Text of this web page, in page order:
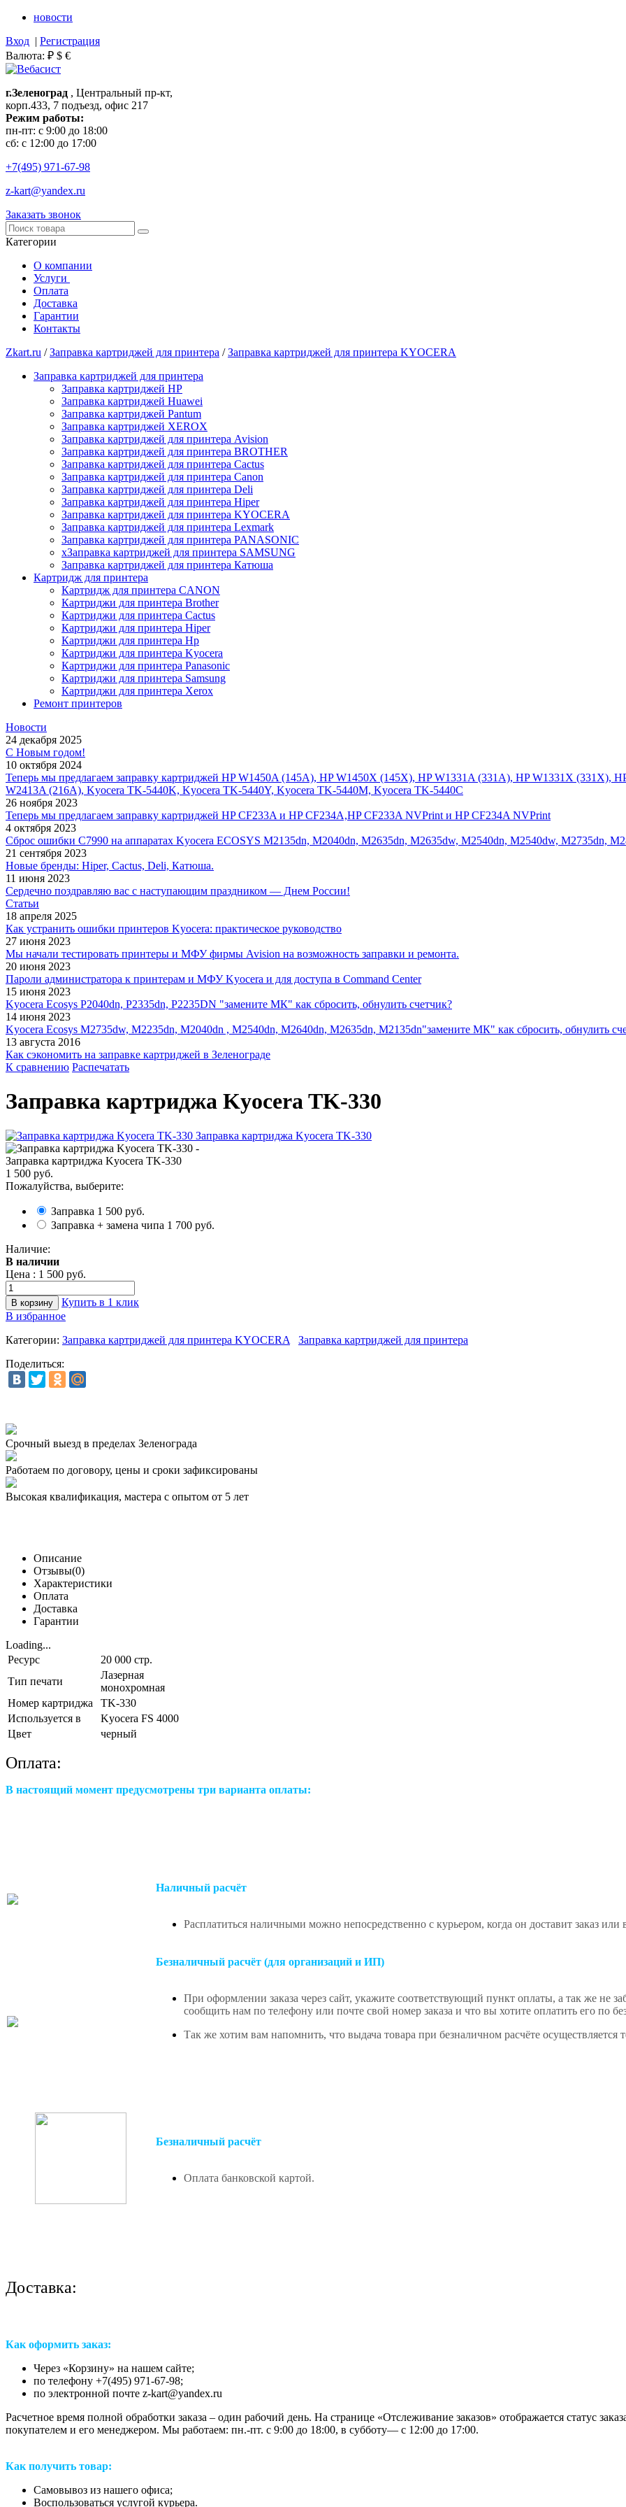
новости
Вход | Регистрация
Валюта: ₽ $ €
г.Зеленоград , Центральный пр-кт,
корп.433, 7 подъезд, офис 217
Режим работы:
пн-пт: с 9:00 до 18:00
сб: с 12:00 до 17:00
+7(495) 971-67-98
z-kart@yandex.ru
Заказать звонок
Категории
О компании
Услуги
Оплата
Доставка
Гарантии
Контакты
Zkart.ru /Заправка картриджей для принтера /Заправка картриджей для принтера KYOCERA
Заправка картриджей для принтера
Заправка картриджей HP
Заправка картриджей Huawei
Заправка картриджей Pantum
Заправка картриджей XEROX
Заправка картриджей для принтера Avision
Заправка картриджей для принтера BROTHER
Заправка картриджей для принтера Cactus
Заправка картриджей для принтера Canon
Заправка картриджей для принтера Deli
Заправка картриджей для принтера Hiper
Заправка картриджей для принтера KYOCERA
Заправка картриджей для принтера Lexmark
Заправка картриджей для принтера PANASONIC
xЗаправка картриджей для принтера SAMSUNG
Заправка картриджей для принтера Катюша
Картридж для принтера
Картридж для принтера CANON
Картриджи для принтера Brother
Картриджи для принтера Cactus
Картриджи для принтера Hiper
Картриджи для принтера Hp
Картриджи для принтера Kyocera
Картриджи для принтера Panasonic
Картриджи для принтера Samsung
Картриджи для принтера Xerox
Ремонт принтеров
Новости
24 декабря 2025
С Новым годом!
10 октября 2024
Теперь мы предлагаем заправку картриджей HP W1450A (145A), HP W1450X (145X), HP W1331A (331A), HP W1331X (331X),
W2413A (216A), Kyocera TK-5440K, Kyocera TK-5440Y, Kyocera TK-5440M, Kyocera TK-5440C
26 ноября 2023
Теперь мы предлагаем заправку картриджей HP CF233A и HP CF234A,HP CF233A NVPrint и HP CF234A NVPrint
4 октября 2023
Сброс ошибки С7990 на аппаратах Kyocera ECOSYS M2135dn, M2040dn, M2635dn, M2635dw, M2540dn, M2540dw, M2735dn,
21 сентября 2023
Новые бренды: Hiper, Cactus, Deli, Катюша.
11 июня 2023
Сердечно поздравляю вас с наступающим праздником — Днем России!
Статьи
18 апреля 2025
Как устранить ошибки принтеров Kyocera: практическое руководство
27 июня 2023
Мы начали тестировать принтеры и МФУ фирмы Avision на возможность заправки и ремонта.
20 июня 2023
Пароли администратора к принтерам и МФУ Kyocera и для доступа в Command Center
15 июня 2023
Kyocera Ecosys P2040dn, P2335dn, P2235DN "замените МК" как сбросить, обнулить счетчик?
14 июня 2023
Kyocera Ecosys M2735dw, M2235dn, M2040dn , M2540dn, M2640dn, M2635dn, M2135dn"замените МК" как сбросить, обнулить
13 августа 2016
Как сэкономить на заправке картриджей в Зеленограде
К сравнению Распечатать
Заправка картриджа Kyocera TK-330
Заправка картриджа Kyocera TK-330
1 500 руб.
Пожалуйства, выберите:
Заправка 1 500 руб.
Заправка + замена чипа 1 700 руб.
Наличие:
В наличии
Цена : 1 500 руб.
Купить в 1 клик
В избранное
Категории: Заправка картриджей для принтера KYOCERA
Заправка картриджей для принтера
Поделиться:
Срочный выезд в пределах Зеленограда
Работаем по договору, цены и сроки зафиксированы
Высокая квалификация, мастера с опытом от 5 лет
Описание
Отзывы(0)
Характеристики
Оплата
Доставка
Гарантии
Loading...
Ресурс
20 000 стр.
Тип печати
Лазерная
монохромная
Номер картриджа
TK-330
Используется в
Kyocera FS 4000
Цвет
черный
Оплата:
В настоящий момент предусмотрены три варианта оплаты:
Наличный расчёт
Расплатиться наличными можно непосредственно с курьером, когда он доставит заказ
Безналичный расчёт (для организаций и ИП)
При оформлении заказа через сайт, укажите соответствующий пункт оплаты, а так же не
сообщить нам по телефону или почте свой номер заказа и что вы хотите оплатить его по
Так же хотим вам напомнить, что выдача товара при безналичном расчёте
Безналичный расчёт
Оплата банковской картой.
Доставка:
Как оформить заказ:
Через «Корзину» на нашем сайте;
по телефону +7(495) 971-67-98;
по электронной почте z-kart@yandex.ru
Расчетное время полной обработки заказа – один рабочий день. На странице «Отслеживание заказов» отображается статус
покупателем и его менеджером. Мы работаем: пн.-пт. с 9:00 до 18:00, в субботу— с 12:00 до 17:00.
Как получить товар:
Самовывоз из нашего офиса;
Воспользоваться услугой курьера.